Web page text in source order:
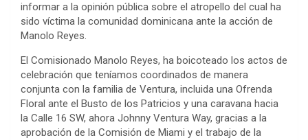
informar a la opinión pública sobre el atropello del cual ha
sido víctima la comunidad dominicana ante la acción de
Manolo Reyes.
El Comisionado Manolo Reyes, ha boicoteado los actos de
celebración que teníamos coordinados de manera
conjunta con la familia de Ventura, incluida una Ofrenda
Floral ante el Busto de los Patricios y una caravana hacia
la Calle 16 SW, ahora Johnny Ventura Way, gracias a la
aprobación de la Comisión de Miami y el trabajo de la